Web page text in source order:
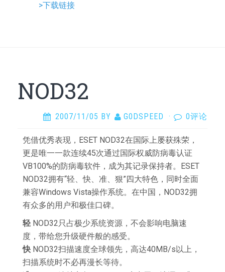
>下载链接
NOD32
2007/11/05 BY G0DSPEED · 0评论
凭借优秀表现，ESET NOD32在国际上屡获殊荣，
更是唯一一款连续45次通过国际权威防病毒认证
VB100%的防病毒软件，成为其记录保持者。ESET
NOD32拥有“轻、快、准、狠”四大特色，同时全面
兼容Windows Vista操作系统。在中国，NOD32拥
有众多的用户和极佳口碑。
轻 NOD32只占极少系统资源，不会影响电脑速
度，带给您升级硬件般的感受。
快 NOD32扫描速度全球领先，高达40MB/s以上，
扫描系统时不必再漫长等待。